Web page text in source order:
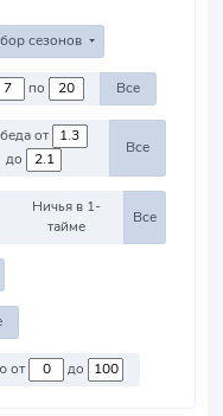
сезонов
по Все
Победа от
до
Все
Ничья в 1-
тайме
Все
Против команд со стоимостью от до